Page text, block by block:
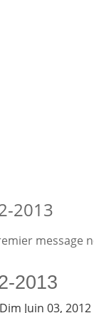
2013
message
2013
Juin 03,